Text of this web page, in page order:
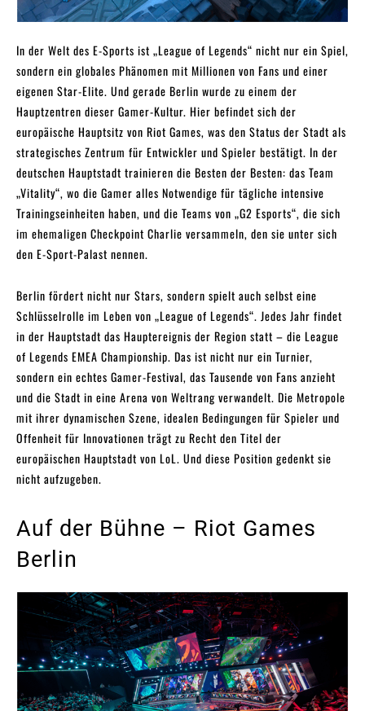
In der Welt des E-Sports ist „League of Legends“ nicht nur ein Spiel,
sondern ein globales Phänomen mit Millionen von Fans und einer
eigenen Star-Elite. Und gerade Berlin wurde zu einem der
Hauptzentren dieser Gamer-Kultur. Hier befindet sich der
europäische Hauptsitz von Riot Games, was den Status der Stadt als
strategisches Zentrum für Entwickler und Spieler bestätigt. In der
deutschen Hauptstadt trainieren die Besten der Besten: das Team
„Vitality“, wo die Gamer alles Notwendige für tägliche intensive
Trainingseinheiten haben, und die Teams von „G2 Esports“, die sich
im ehemaligen Checkpoint Charlie versammeln, den sie unter sich
den E-Sport-Palast nennen.
Berlin fördert nicht nur Stars, sondern spielt auch selbst eine
Schlüsselrolle im Leben von „League of Legends“. Jedes Jahr findet
in der Hauptstadt das Hauptereignis der Region statt – die League
of Legends EMEA Championship. Das ist nicht nur ein Turnier,
sondern ein echtes Gamer-Festival, das Tausende von Fans anzieht
und die Stadt in eine Arena von Weltrang verwandelt. Die Metropole
mit ihrer dynamischen Szene, idealen Bedingungen für Spieler und
Offenheit für Innovationen trägt zu Recht den Titel der
europäischen Hauptstadt von LoL. Und diese Position gedenkt sie
nicht aufzugeben.
Auf der Bühne – Riot Games
Berlin